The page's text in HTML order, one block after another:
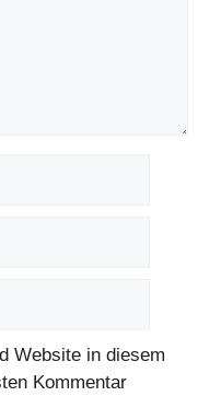
Website in diesem
Kommentar